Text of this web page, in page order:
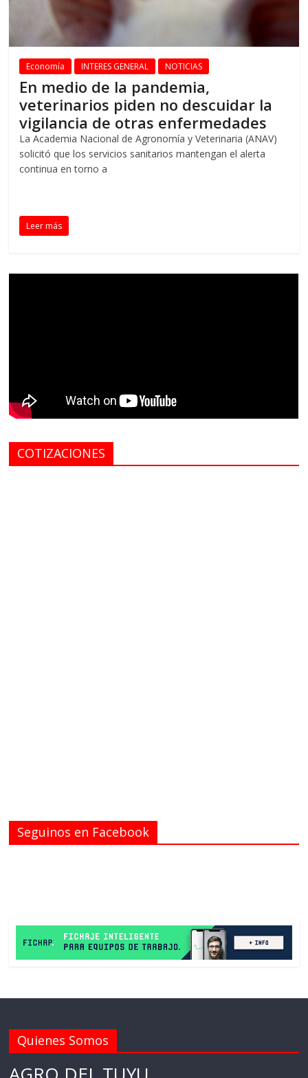
Economía INTERES GENERAL NOTICIAS
En medio de la pandemia,
veterinarios piden no descuidar la
vigilancia de otras enfermedades
La Academia Nacional de Agronomía y Veterinaria (ANAV)
solicitó que los servicios sanitarios mantengan el alerta
continua en torno a
Leer más
COTIZACIONES
Seguinos en Facebook
Quienes Somos